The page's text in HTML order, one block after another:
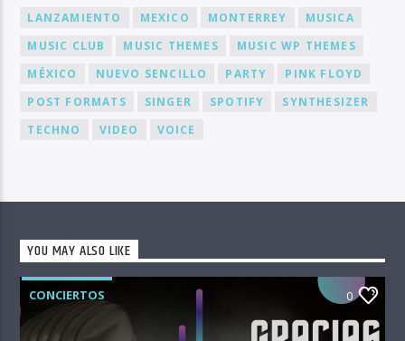
LANZAMIENTO
MEXICO MONTERREY
MUSICA
MUSIC CLUB
MUSIC THEMES
MUSIC WP THEMES
MÉXICO
NUEVO SENCILLO PARTY
PINK FLOYD
POST FORMATS
SINGER SPOTIFY
SYNTHESIZER
TECHNO
VIDEO VOICE
YOU MAY ALSO LIKE
CONCIERTOS 0